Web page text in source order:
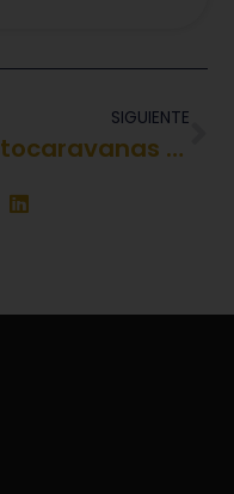
SIGUIENTE
Autocaravanas Rimor